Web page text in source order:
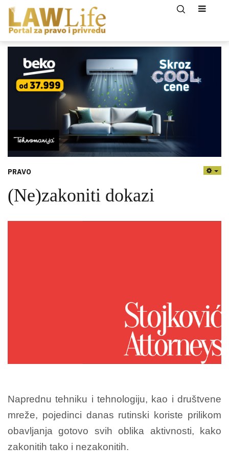
PRAVO
(Ne)zakoniti dokazi
Naprednu tehniku i tehnologiju, kao i društvene
mreže, pojedinci danas rutinski koriste prilikom
obavljanja gotovo svih oblika aktivnosti, kako
zakonitih tako i nezakonitih.